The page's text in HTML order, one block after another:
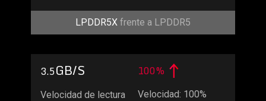
LPDDR5X frente a LPDDR5
3.5GB/S
Velocidad de lectura
100%
Velocidad: 100%